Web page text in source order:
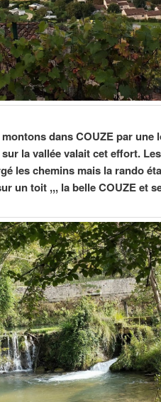
dans COUZE par une
la vallée valait cet effort.
les chemins mais la rando
un toit ,,, la belle COUZE et